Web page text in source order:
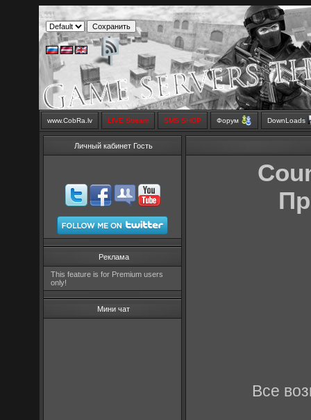
www.CobRa.lv LIVE Stream SMS SHOP Форум DownLoads
Личный кабинет Гость
Реклама
This feature is for Premium users
only!
Мини чат
Все